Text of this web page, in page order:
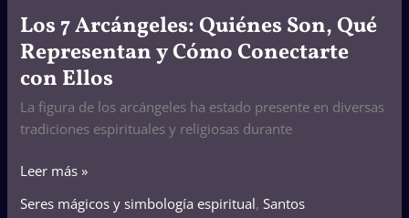
Los 7 Arcángeles: Quiénes Son, Qué
Representan y Cómo Conectarte
con Ellos
La figura de los arcángeles ha estado presente en diversas
tradiciones espirituales y religiosas durante
Leer más »
Seres mágicos y simbología espiritual,Santos